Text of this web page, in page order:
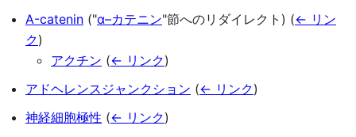
Α-catenin ("α–カテニン"節へのリダイレクト) (← リン
ク)
アクチン (← リンク)
アドヘレンスジャンクション (← リンク)
神経細胞極性 (← リンク)